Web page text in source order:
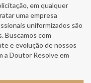
em qualquer
uma empresa
uniformizados são
Buscamos com
e evolução de nossos
a Doutor Resolve em